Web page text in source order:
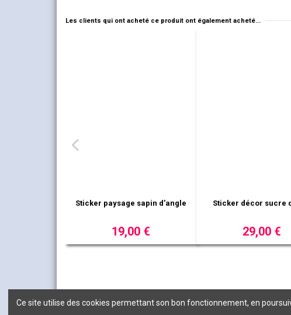
Les clients qui ont acheté ce produit ont également acheté...
Sticker décor sucre d'orge
29,00 €
Sticker pingouin
11,00 €
Ce site utilise des cookies permettant son bon fonctionnement, en